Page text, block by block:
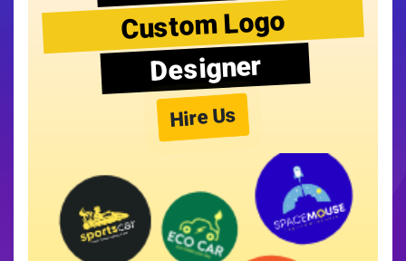
Custom Logo
Designer
Hire Us